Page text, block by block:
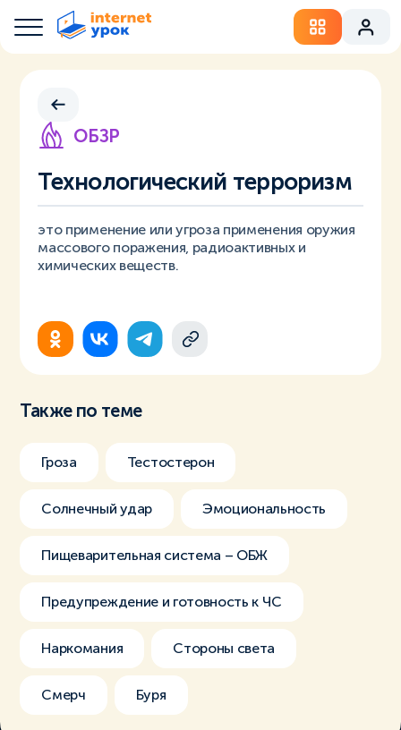
ОБЗР
Технологический терроризм
это применение или угроза применения оружия
массового поражения, радиоактивных и
химических веществ.
Также по теме
Гроза Тестостерон
Солнечный удар Эмоциональность
Пищеварительная система – ОБЖ
Предупреждение и готовность к ЧС
Наркомания Стороны света
Смерч Буря